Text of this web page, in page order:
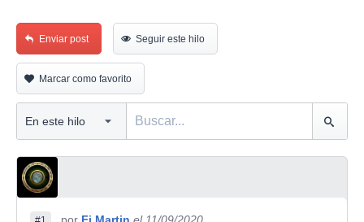
Enviar post Seguir este hilo
Marcar como favorito